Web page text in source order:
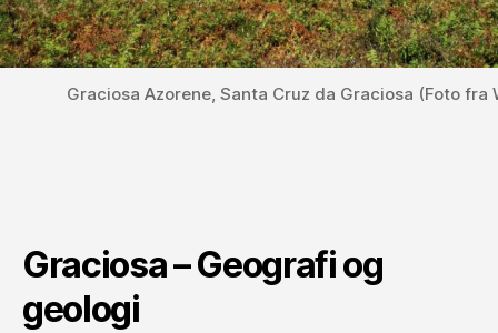
Graciosa Azorene, Santa Cruz da Graciosa (Foto fra
Graciosa – Geografi og
geologi